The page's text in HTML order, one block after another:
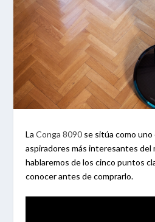
LaConga 8090 se sitúa como
aspiradores más interesantes del
hablaremos de los cinco puntos
conocer antes de comprarlo.